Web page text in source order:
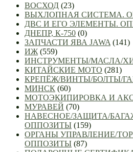
ВОСХОД (23)
ВЫХЛОПНАЯ СИСТЕМА.
ДВС И ЕГО ЭЛЕМЕНТЫ.
ДНЕПР, К-750 (0)
ЗАПЧАСТИ ЯВА JAWA (141)
ИЖ (559)
ИНСТРУМЕНТЫ/МАСЛА/
КИТАЙСКИЕ МОТО (281)
КРЕПЁЖ/ВИНТЫ/БОЛТЫ/
МИНСК (60)
МОТОЭКИПИРОВКА И
МУРАВЕЙ (70)
НАВЕСНОЕ/ЗАЩИТА/
ОППОЗИТЫ (159)
ОРГАНЫ УПРАВЛЕНИЕ/
ОППОЗИТЫ (87)